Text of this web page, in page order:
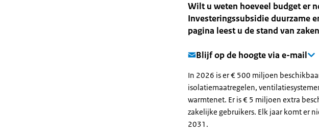
Wilt u weten hoeveel budget er
Investeringssubsidie duurzame
pagina leest u de stand van
Blijf op de hoogte via e-mail
In 2026 is er € 500 miljoen
isolatiemaatregelen,
warmtenet. Er is € 5 miljoen extra
zakelijke gebruikers. Elk jaar komt er
2031.